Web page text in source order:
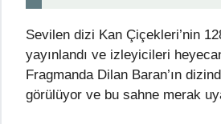
Sevilen dizi Kan Çiçekleri’nin
yayınlandı ve izleyicileri
Fragmanda Dilan Baran’ın
görülüyor ve bu sahne merak